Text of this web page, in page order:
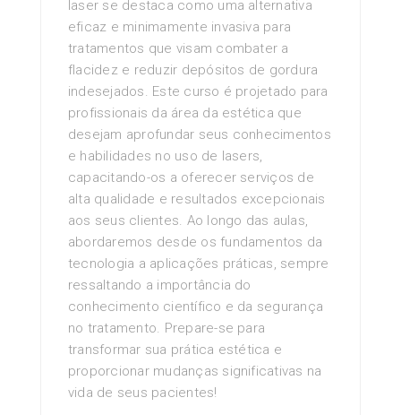
laser se destaca como uma alternativa
eficaz e minimamente invasiva para
tratamentos que visam combater a
flacidez e reduzir depósitos de gordura
indesejados. Este curso é projetado para
profissionais da área da estética que
desejam aprofundar seus conhecimentos
e habilidades no uso de lasers,
capacitando-os a oferecer serviços de
alta qualidade e resultados excepcionais
aos seus clientes. Ao longo das aulas,
abordaremos desde os fundamentos da
tecnologia a aplicações práticas, sempre
ressaltando a importância do
conhecimento científico e da segurança
no tratamento. Prepare-se para
transformar sua prática estética e
proporcionar mudanças significativas na
vida de seus pacientes!